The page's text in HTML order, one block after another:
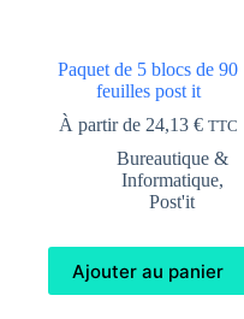
Paquet de 5 blocs de 90
feuilles post it
À partir de 24,13 € TTC
Bureautique &
Informatique,
Post'it
Ajouter au panier